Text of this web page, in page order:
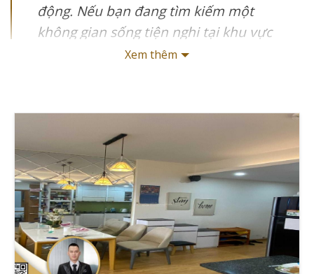
động. Nếu bạn đang tìm kiếm một
không gian sống tiện nghi tại khu vực
phát triển của Quận 7, MD Rent House
Căn hộ MD Rent House Tân Mỹ nổi bật với vị trí chiến
lược tại 70 đường Tân Mỹ, Quận 7, mang đến giải pháp
nhà ở thông minh cho cộng đồng cư dân trẻ năng
động. "Dự án hứa hẹn trở thành điểm sáng đầu tư mới
tại khu vực với tỷ suất sinh lời ổn định 6-7%/năm," chia
sẻ từ CEO Trương Tài Năng - Giathuecanho. Cùng với
Giathuecanho khám phá chi tiết về dự án căn hộ Duplex
Studio hiện đại với tiện ích nội khu đẳng cấp và chính
Xem thêm